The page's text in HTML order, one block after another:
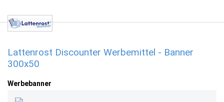
Lattenrost Discounter Werbemittel - Banner
300x50
Werbebanner